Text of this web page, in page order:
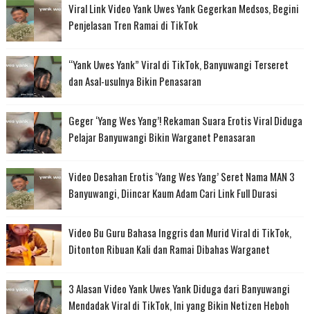
Viral Link Video Yank Uwes Yank Gegerkan Medsos, Begini
Penjelasan Tren Ramai di TikTok
“Yank Uwes Yank” Viral di TikTok, Banyuwangi Terseret
dan Asal-usulnya Bikin Penasaran
Geger ‘Yang Wes Yang’! Rekaman Suara Erotis Viral Diduga
Pelajar Banyuwangi Bikin Warganet Penasaran
Video Desahan Erotis ‘Yang Wes Yang’ Seret Nama MAN 3
Banyuwangi, Diincar Kaum Adam Cari Link Full Durasi
Video Bu Guru Bahasa Inggris dan Murid Viral di TikTok,
Ditonton Ribuan Kali dan Ramai Dibahas Warganet
3 Alasan Video Yank Uwes Yank Diduga dari Banyuwangi
Mendadak Viral di TikTok, Ini yang Bikin Netizen Heboh